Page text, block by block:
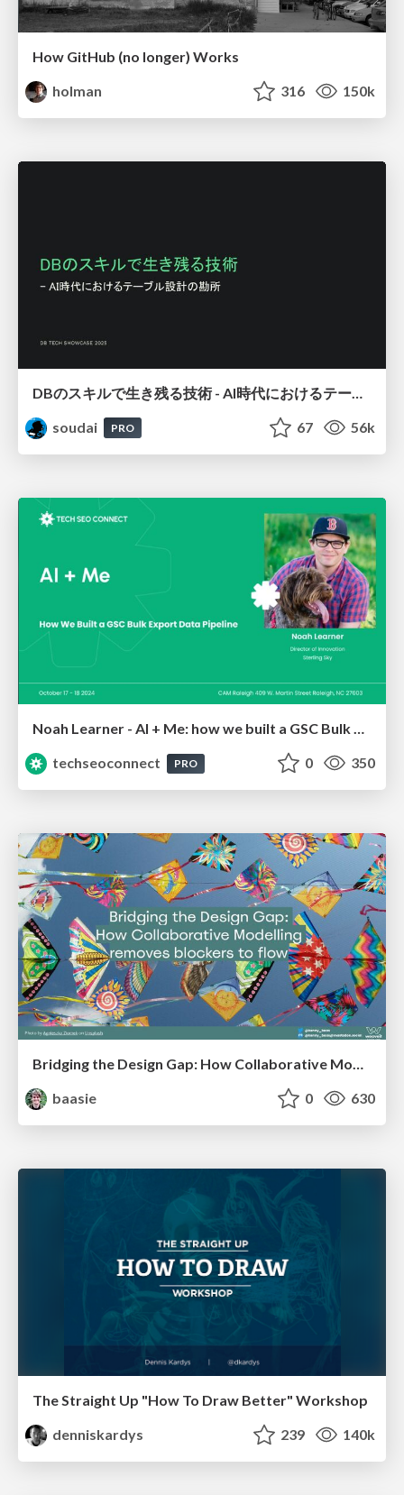
How GitHub (no longer) Works
holman
316 150k
soudai
PRO 67 56k
Noah Learner - AI + Me: how we built a GSC Bulk Export data pipeline
techseoconnect
PRO 0 350
Bridging the Design Gap: How Collaborative Modelling removes blockers to flow between stakeholders and teams @FastFlow conf
baasie
0 630
The Straight Up "How To Draw Better" Workshop
denniskardys
239 140k